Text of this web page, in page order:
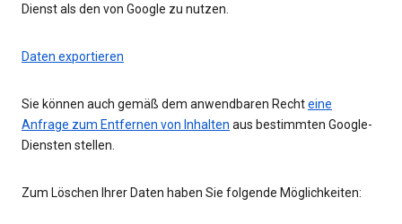
Dienst als den von Google zu nutzen.
Daten exportieren
Sie können auch gemäß dem anwendbaren Rechteine
Anfrage zum Entfernen von Inhalten aus bestimmten Google-
Diensten stellen.
Zum Löschen Ihrer Daten haben Sie folgende Möglichkeiten: